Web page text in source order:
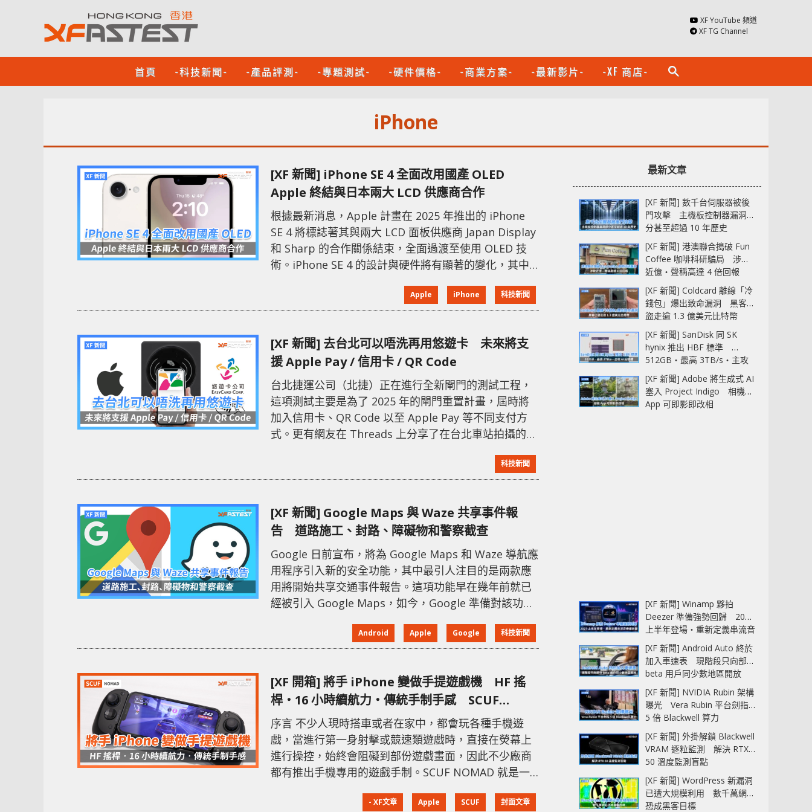
XF YouTube 頻道
XF TG Channel
首頁 -科技新聞- -產品評測- -專題測試- -硬件價格- -商業方案- -最新影片- -XF 商店- search
iPhone
[XF 新聞] iPhone SE 4 全面改用國產 OLED
Apple 終結與日本兩大 LCD 供應商合作
根據最新消息，Apple 計畫在 2025 年推出的 iPhone
SE 4 將標誌著其與兩大 LCD 面板供應商 Japan Display
和 Sharp 的合作關係結束，全面過渡至使用 OLED 技
術。iPhone SE 4 的設計與硬件將有顯著的變化，其中
Face ID 等功能。此外，Apple 將主要依賴中國 OLED
生產商 BOE 提供低成本模型的顯示屏，這是 BOE 在競
Apple iPhone 科技新聞
[XF 新聞] 去台北可以唔洗再用悠遊卡 未來將支
援 Apple Pay / 信用卡 / QR Code
台北捷運公司（北捷）正在進行全新閘門的測試工程，
這項測試主要是為了 2025 年的閘門重置計畫，屆時將
加入信用卡、QR Code 以至 Apple Pay 等不同支付方
式。更有網友在 Threads 上分享了在台北車站拍攝的測
捷官方對此確認，目前測試工作正在按計畫進行，預計
於 2025 年底前完成新閘門的配置。新系統將支援包括
升乘客的便利性。此外，悠遊卡公司與 Apple 自 201
科技新聞
[XF 新聞] Google Maps 與 Waze 共享事件報
告 道路施工、封路、障礙物和警察截查
Google 日前宣布，將為 Google Maps 和 Waze 導航應
用程序引入新的安全功能，其中最引人注目的是兩款應
用將開始共享交通事件報告。這項功能早在幾年前就已
經被引入 Google Maps，如今，Google 準備對該功能
Maps 將報告交通事件如施工、封路、障礙物和警察截
查等，在熒幕上顯示更大的報告圖標，讓駕駛者在行駛
上的圖標來確認事件。更重要的是，這些事件報告將
Android Apple Google 科技新聞
[XF 開箱] 將手 iPhone 變做手提遊戲機 HF 搖
桿‧16 小時續航力‧傳統手制手感 SCUF
NOMAD
序言 不少人現時搭車或者在家中，都會玩各種手機遊
戲，當進行第一身射擊或競速類遊戲時，直接在熒幕上
進行操控，始終會阻礙到部份遊戲畫面，因此不少廠商
都有推出手機專用的遊戲手制。SCUF NOMAD 就是一
滿足不同遊戲的需要。 兼容 iPhone 8 或以上 SCUF- XF文章 Apple SCUF 封面文章
最新文章
[XF 新聞] 數千台伺服器被後
門攻擊 主機板控制器漏洞部
分甚至超過 10 年歷史
[XF 新聞] 港澳聯合搗破 Fun
Coffee 咖啡科研騙局 涉款
近億‧聲稱高達 4 倍回報
[XF 新聞] Coldcard 離線「冷
錢包」爆出致命漏洞 黑客已
盜走逾 1.3 億美元比特幣
[XF 新聞] SanDisk 同 SK
hynix 推出 HBF 標準
512GB‧最高 3TB/s‧主攻
AI 記憶體
[XF 新聞] Adobe 將生成式 AI
塞入 Project Indigo 相機
App 可即影即改相
[XF 新聞] Winamp 夥拍
Deezer 準備強勢回歸 2027
上半年登場‧重新定義串流音
樂播放器
[XF 新聞] Android Auto 終於
加入車速表 現階段只向部分
beta 用戶同少數地區開放
[XF 新聞] NVIDIA Rubin 架構
曝光 Vera Rubin 平台劍指
5 倍 Blackwell 算力
[XF 新聞] 外掛解鎖 Blackwell
VRAM 逐粒監測 解決 RTX
50 溫度監測盲點
[XF 新聞] WordPress 新漏洞
已遭大規模利用 數千萬網站
恐成黑客目標